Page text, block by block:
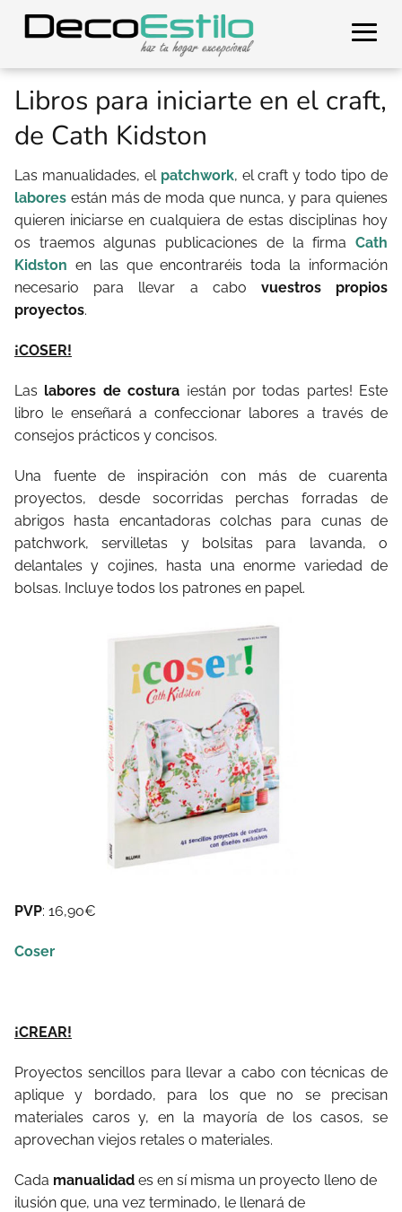
Libros para iniciarte en el craft,
de Cath Kidston
Las manualidades, el patchwork, el craft y todo tipo de
labores están más de moda que nunca, y para quienes
quieren iniciarse en cualquiera de estas disciplinas hoy
os traemos algunas publicaciones de la firma Cath
Kidston en las que encontraréis toda la información
necesario para llevar a cabo vuestros propios
proyectos.
¡COSER!
Las labores de costura ¡están por todas partes! Este
libro le enseñará a confeccionar labores a través de
consejos prácticos y concisos.
Una fuente de inspiración con más de cuarenta
proyectos, desde socorridas perchas forradas de
abrigos hasta encantadoras colchas para cunas de
patchwork, servilletas y bolsitas para lavanda, o
delantales y cojines, hasta una enorme variedad de
bolsas. Incluye todos los patrones en papel.
PVP: 16,90€
Coser
¡CREAR!
Proyectos sencillos para llevar a cabo con técnicas de
aplique y bordado, para los que no se precisan
materiales caros y, en la mayoría de los casos, se
aprovechan viejos retales o materiales.
Cada manualidad es en sí misma un proyecto lleno de
ilusión que, una vez terminado, le llenará de